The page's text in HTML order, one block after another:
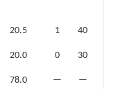
20.5 1 40
20.0 0 30
78.0 — —